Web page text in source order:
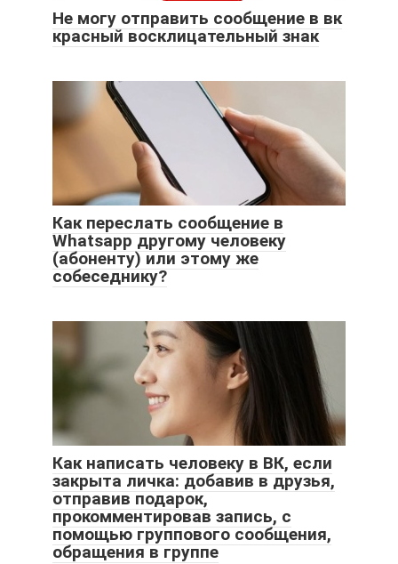
Не могу отправить сообщение в вк
красный восклицательный знак
Как переслать сообщение в
Whatsapp другому человеку
(абоненту) или этому же
собеседнику?
Как написать человеку в ВК, если
закрыта личка: добавив в друзья,
отправив подарок,
прокомментировав запись, с
помощью группового сообщения,
обращения в группе